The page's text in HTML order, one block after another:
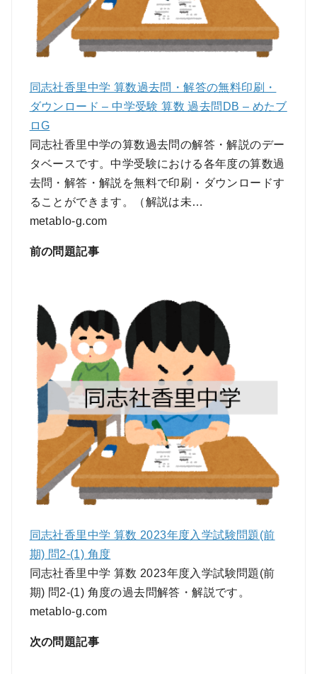
同志社香里中学 算数過去問・解答の無料印刷・
ダウンロード – 中学受験 算数 過去問DB – めたブ
ロG
同志社香里中学の算数過去問の解答・解説のデー
タベースです。中学受験における各年度の算数過
去問・解答・解説を無料で印刷・ダウンロードす
ることができます。（解説は未…
metablo-g.com
前の問題記事
同志社香里中学 算数 2023年度入学試験問題(前
期) 問2-(1) 角度
同志社香里中学 算数 2023年度入学試験問題(前
期) 問2-(1) 角度の過去問解答・解説です。
metablo-g.com
次の問題記事